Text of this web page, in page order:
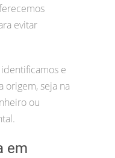
evitar
e
origem, seja na
ou
em